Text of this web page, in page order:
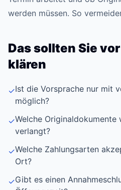
werden müssen. So
Das sollten Sie
klären
✓Ist die Vorsprache nur mit
möglich?
✓Welche
verlangt?
✓Welche Zahlungsarten
Ort?
✓Gibt es einen